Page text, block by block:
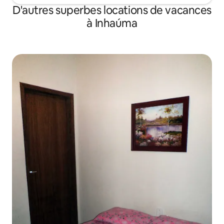
D'autres superbes locations de vacances
à Inhaúma